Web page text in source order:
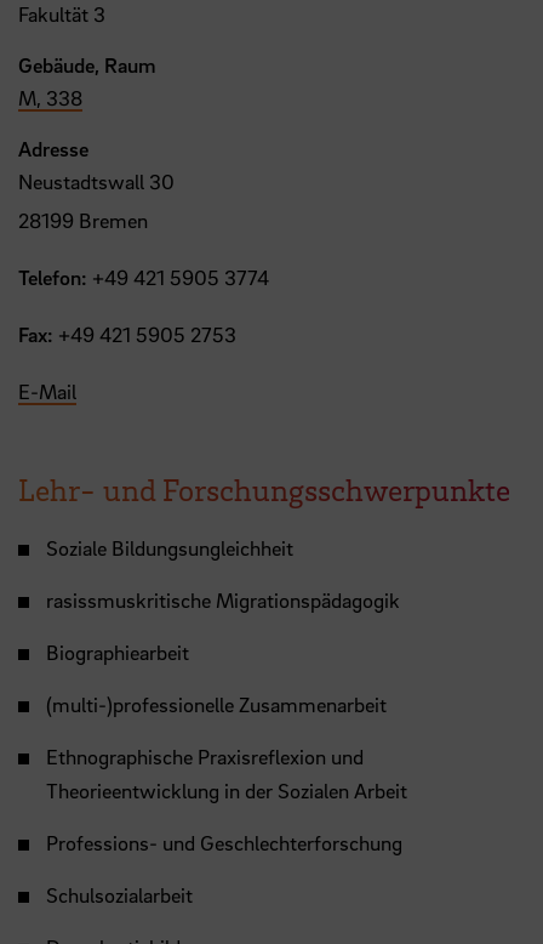
Fakultät 3
Gebäude, Raum
M, 338
Adresse
Neustadtswall 30
28199 Bremen
Telefon: +49 421 5905 3774
Fax: +49 421 5905 2753
E-Mail
Lehr- und Forschungsschwerpunkte
Soziale Bildungsungleichheit
rasissmuskritische Migrationspädagogik
Biographiearbeit
(multi-)professionelle Zusammenarbeit
Ethnographische Praxisreflexion und
Theorieentwicklung in der Sozialen Arbeit
Professions- und Geschlechterforschung
Schulsozialarbeit